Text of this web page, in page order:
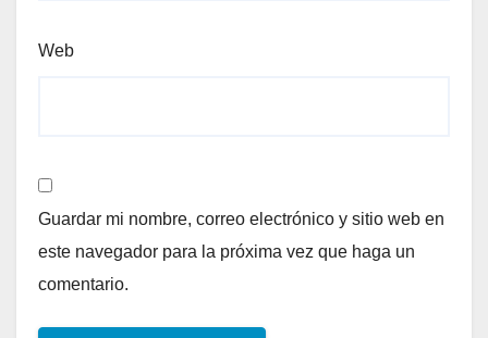
Web
Guardar mi nombre, correo electrónico y sitio web en
este navegador para la próxima vez que haga un
comentario.